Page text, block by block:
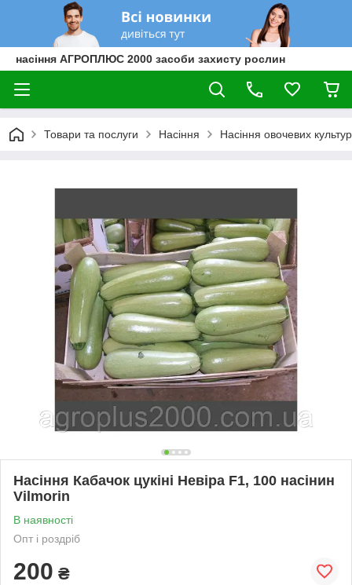
насіння АГРОПЛЮС 2000 засоби захисту рослин
Товари та послуги Насіння Насіння овочевих культур
Насіння Кабачок цукіні Невіра F1, 100 насінин
Vilmorin
В наявності
Опт і роздріб
200 ₴